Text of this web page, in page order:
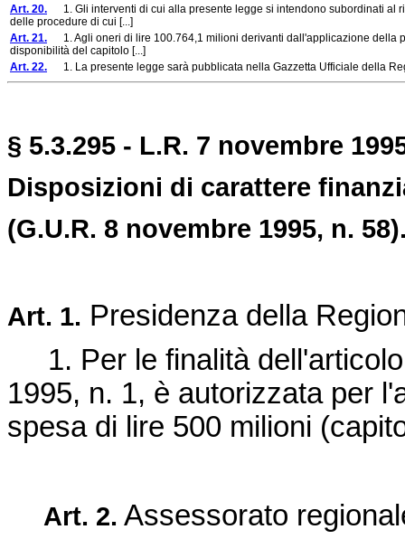
Art. 20. 1. Gli interventi di cui alla presente legge si intendono subordinati al
delle procedure di cui [...]
Art. 21. 1. Agli oneri di lire 100.764,1 milioni derivanti dall'applicazione della
disponibilità del capitolo [...]
Art. 22. 1. La presente legge sarà pubblicata nella Gazzetta Ufficiale della
§ 5.3.295 - L.R. 7 novembre
Disposizioni di carattere
(G.U.R. 8 novembre 1995, n.
Art. 1. Presidenza della
1. Per le finalità
1995, n. 1, è autorizzata per
spesa di lire 500 milioni
Art. 2. Assessorato